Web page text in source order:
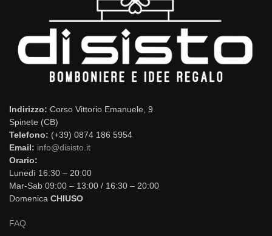
Indirizzo: Corso Vittorio Emanuele, 9
Spinete (CB)
Telefono: (+39) 0874 186 5954
Email: info@disisto.it
Orario:
Lunedì 16:30 – 20:00
Mar-Sab 09:00 – 13:00 / 16:30 – 20:00
Domenica CHIUSO
FAQ